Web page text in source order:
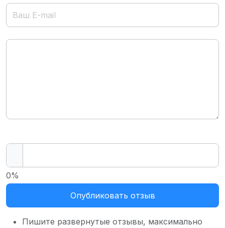
Опубликовать отзыв
0%
Пишите развернутые отзывы, максимально